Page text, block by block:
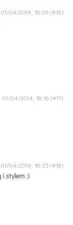
01/04/2014, 18:09
01/04/2014, 18:16
01/04/2014, 18:35
stylem ;)